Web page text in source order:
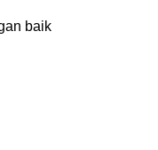
baik